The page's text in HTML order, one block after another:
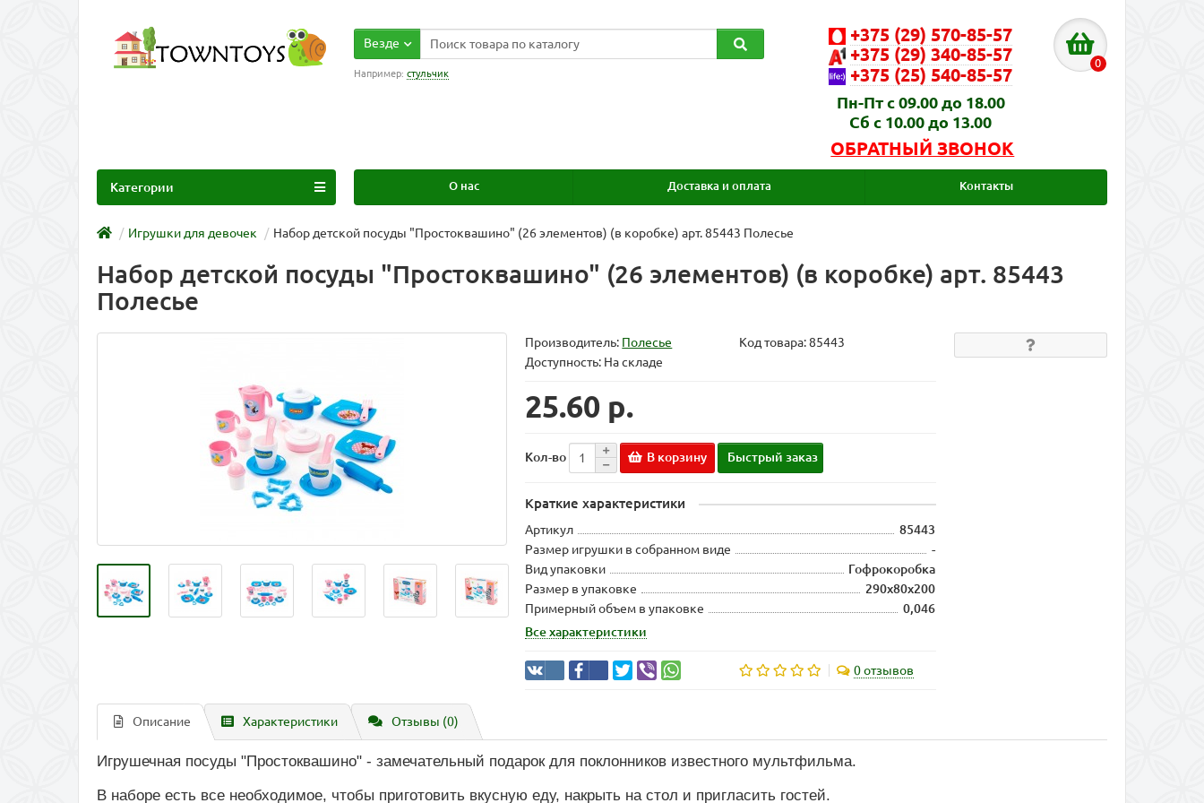
Везде
Например: стульчик
+375 (29) 570-85-57
+375 (29) 340-85-57
+375 (25) 540-85-57
Пн-Пт с 09.00 до 18.00
Сб с 10.00 до 13.00
ОБРАТНЫЙ ЗВОНОК
0
О нас Доставка и оплата Контакты
Категории
Игрушки для девочек Набор детской посуды "Простоквашино" (26 элементов) (в коробке) арт. 85443 Полесье
Набор детской посуды "Простоквашино" (26 элементов) (в коробке) арт. 85443
Полесье
Производитель: Полесье Код товара:85443
Доступность: На складе
25.60 р.
Кол-во В корзину Быстрый заказ
Краткие характеристики
Артикул
85443
Размер игрушки в собранном виде
-
Вид упаковки
Гофрокоробка
Размер в упаковке
290х80х200
Примерный объем в упаковке
0,046
Все характеристики
0 отзывов
Описание Характеристики Отзывы (0)
Игрушечная посуды "Простоквашино" - замечательный подарок для поклонников известного мультфильма.
В наборе есть все необходимое, чтобы приготовить вкусную еду, накрыть на стол и пригласить гостей.